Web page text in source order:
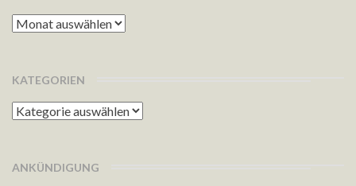
Archiv
KATEGORIEN
Kategorien
ANKÜNDIGUNG